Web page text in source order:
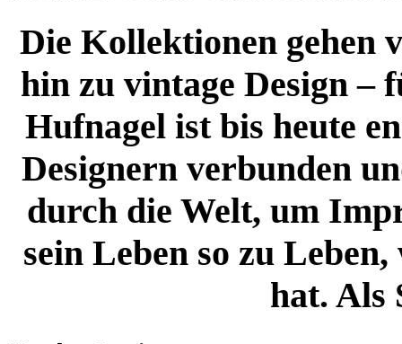
Die Kollektionen gehen
hin zu vintage Design –
Hufnagel ist bis heute
Designern verbunden
durch die Welt, um
sein Leben so zu
hat. Als